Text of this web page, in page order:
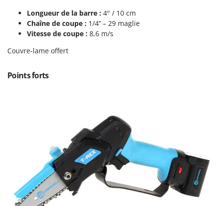
Pulvérisateurs portés
Rafraîchisseurs d'air par évaporation
Râpes à fromage électriques
Robots nettoyeurs de piscine
Robots Tondeuses
Rogneuses de souches
Rouleaux pour tracteur
Scies à os
GRIFO
GVS
GYS
Helvi
Idromatic
Il-Tec
Imperia
Infaco
Longueur de la barre : 4" / 10 cm
Chaîne de coupe : 1/4’’ – 29 maglie
Vitesse de coupe : 8,6 m/s
Couvre-lame offert
Points forts